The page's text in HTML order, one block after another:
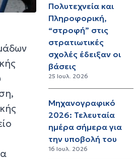
Πολυτεχνεία και
Πληροφορική,
“στροφή” στις
στρατιωτικές
σχολές έδειξαν οι
βάσεις
25 Ιουλ. 2026
Μηχανογραφικό
2026: Τελευταία
ημέρα σήμερα για
την υποβολή του
16 Ιουλ. 2026